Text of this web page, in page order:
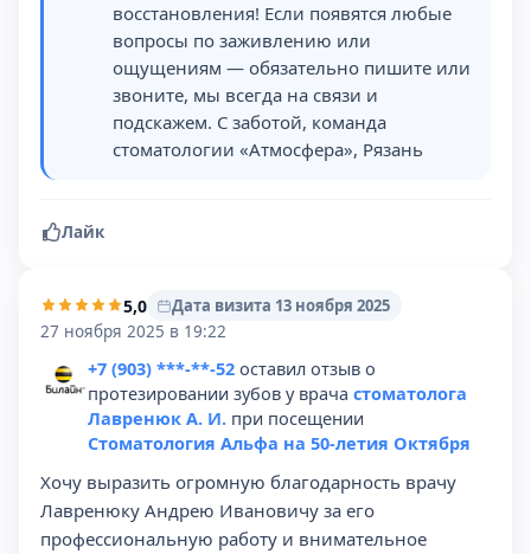
восстановления! Если появятся любые
вопросы по заживлению или
ощущениям — обязательно пишите или
звоните, мы всегда на связи и
подскажем. С заботой, команда
стоматологии «Атмосфера», Рязань
Лайк
5,0
Дата визита 13 ноября 2025
27 ноября 2025 в 19:22
+7 (903) ***-**-52 оставил отзыв о
протезировании зубов у врача стоматолога
Лавренюк А. И. при посещении
Стоматология Альфа на 50-летия Октября
Хочу выразить огромную благодарность врачу
Лавренюку Андрею Ивановичу за его
профессиональную работу и внимательное